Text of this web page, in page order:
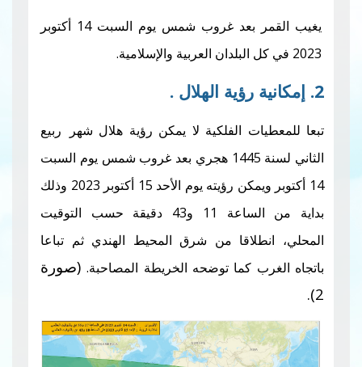
يغيب القمر بعد غروب شمس يوم السبت 14 أكتوبر
الفلكية لا يمكن رؤية هلال شهر ربيع
الثاني لسنة 1445 هجري بعد غروب شمس يوم السبت
14 أكتوبر ويمكن رؤيته يوم الأحد 15 أكتوبر 2023 وذلك
11
و43 دقيقة حسب التوقيت
من شرق المحيط الهندي ثم تباعا
كما توضحه الخريطة المصاحبة.(صورة